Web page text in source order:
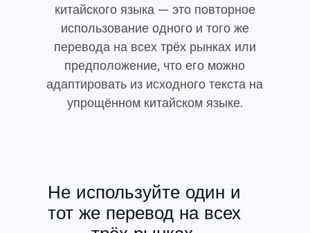
китайского языка — это повторное
использование одного и того же
перевода на всех трёх рынках или
предположение, что его можно
адаптировать из исходного текста на
упрощённом китайском языке.
Не используйте один и
тот же перевод на всех